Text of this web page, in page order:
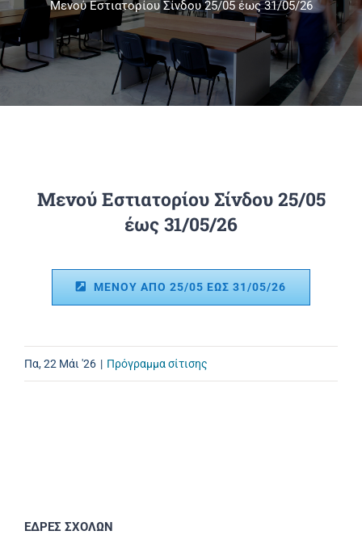
Πανεπιστημιακές Μονάδες
Μενού Εστιατορίου Σίνδου 25/05 έως 31/05/26
Μενού Εστιατορίου Σίνδου 25/05
έως 31/05/26
ΜΕΝΟΥ ΑΠΟ 25/05 ΕΩΣ 31/05/26
Πα, 22 Μάι '26 | Πρόγραμμα σίτισης
ΕΔΡΕΣ ΣΧΟΛΩΝ